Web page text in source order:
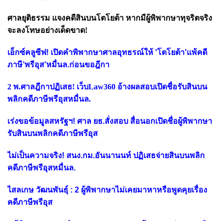
ศาลยุติธรรม แจงคดีสินบนโตโยต้า หากมีผู้พิพากษาทุจริตจริง
จะลงโทษอย่างเด็ดขาด!
เอ็กซ์คลูซีฟ! เปิดคำพิพากษาศาลอุทธรณ์ให้ 'โตโยต้า’แพ้คดี
ภาษี’พรีอุส’หมื่นล.ก่อนขอฎีกา
2 พ.ศาลฎีกาปฏิเสธ! เว็บLaw360 อ้างผลสอบเปิดชื่อรับสินบน
พลิกคดีภาษีพรีอุสหมื่นล.
เร่งขอข้อมูลสหรัฐฯ! ศาล ยธ.สั่งสอบ สื่อนอกเปิดชื่อผู้พิพากษา
รับสินบนพลิกคดีภาษีพรีอุส
ไม่เป็นความจริง! สนง.กม.อันนานนท์ ปฏิเสธจ่ายสินบนพลิก
คดีภาษีพรีอุสหมื่นล.
ไสลเกษ วัฒนพันธุ์ : 2 ผู้พิพากษาไม่เคยมาหาหรือพูดคุยเรื่อง
คดีภาษีพรีอุส